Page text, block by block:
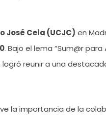
José Cela (UCJC) en
. Bajo el lema “Sum@r para
reunir a una
la importancia de la